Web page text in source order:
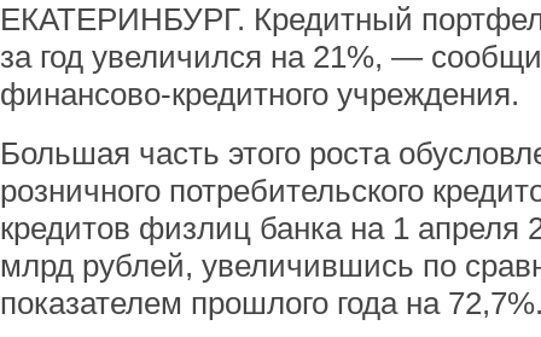
ЕКАТЕРИНБУРГ. Кредитный
за год увеличился на 21%, —
финансово-кредитного учреждения.
Большая часть этого роста
розничного потребительского
кредитов физлиц банка на 1 апреля
млрд рублей, увеличившись по
показателем прошлого года на